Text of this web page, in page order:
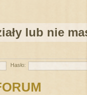
lub nie
Hasło: